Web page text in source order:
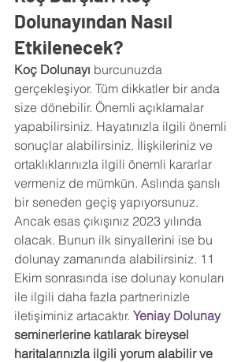
Dolunayından Nasıl
Etkilenecek?
Koç Dolunayı burcunuzda
gerçekleşiyor. Tüm dikkatler bir anda
size dönebilir. Önemli açıklamalar
yapabilirsiniz. Hayatınızla ilgili önemli
sonuçlar alabilirsiniz. İlişkileriniz ve
ortaklıklarınızla ilgili önemli kararlar
vermeniz de mümkün. Aslında şanslı
bir seneden geçiş yapıyorsunuz.
Ancak esas çıkışınız 2023 yılında
olacak. Bunun ilk sinyallerini ise bu
dolunay zamanında alabilirsiniz. 11
Ekim sonrasında ise dolunay konuları
ile ilgili daha fazla partnerinizle
iletişiminiz artacaktır. Yeniay Dolunay
seminerlerine katılarak bireysel
haritalarınızla ilgili yorum alabilir ve